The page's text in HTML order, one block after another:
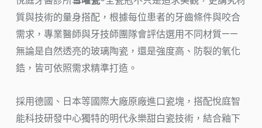
質與技術的量身搭配，根據每位患者的牙齒條件與咬合
需求，專業醫師與牙技師團隊會評估選用不同材質——
無論是自然透亮的玻璃陶瓷，還是強度高、防裂的氧化
鋯，皆可依照需求精準打造。
採用德國、日本等國際大廠原廠進口瓷塊，搭配悅庭智
能科技研發中心獨特的明代永樂甜白瓷技術，結合釉下